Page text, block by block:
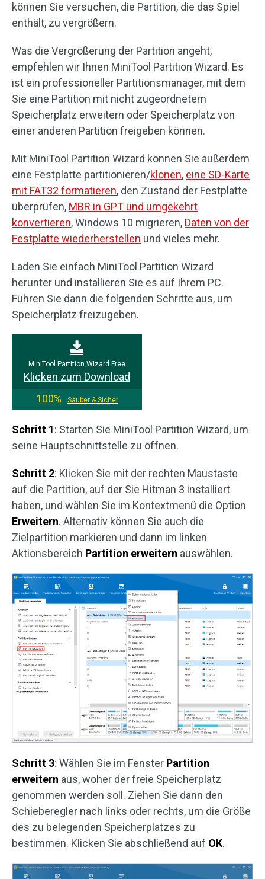
können Sie versuchen, die Partition, die das Spiel
enthält, zu vergrößern.
Was die Vergrößerung der Partition angeht,
empfehlen wir Ihnen MiniTool Partition Wizard. Es
ist ein professioneller Partitionsmanager, mit dem
Sie eine Partition mit nicht zugeordnetem
Speicherplatz erweitern oder Speicherplatz von
einer anderen Partition freigeben können.
Mit MiniTool Partition Wizard können Sie außerdem
eine Festplatte partitionieren/klonen, eine SD-Karte
mit FAT32 formatieren, den Zustand der Festplatte
überprüfen, MBR in GPT und umgekehrt
konvertieren, Windows 10 migrieren, Daten von der
Festplatte wiederherstellen und vieles mehr.
Laden Sie einfach MiniTool Partition Wizard
herunter und installieren Sie es auf Ihrem PC.
Führen Sie dann die folgenden Schritte aus, um
Speicherplatz freizugeben.
MiniTool Partition Wizard Free
Klicken zum Download
100%
Sauber & Sicher
Schritt 1: Starten Sie MiniTool Partition Wizard, um
seine Hauptschnittstelle zu öffnen.
Schritt 2: Klicken Sie mit der rechten Maustaste
auf die Partition, auf der Sie Hitman 3 installiert
haben, und wählen Sie im Kontextmenü die Option
Erweitern. Alternativ können Sie auch die
Zielpartition markieren und dann im linken
Aktionsbereich Partition erweitern auswählen.
Schritt 3: Wählen Sie im Fenster Partition
erweitern aus, woher der freie Speicherplatz
genommen werden soll. Ziehen Sie dann den
Schieberegler nach links oder rechts, um die Größe
des zu belegenden Speicherplatzes zu
bestimmen. Klicken Sie abschließend auf OK.